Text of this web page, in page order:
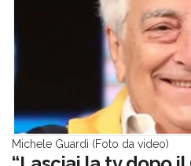
Michele Guardì (Foto da video)